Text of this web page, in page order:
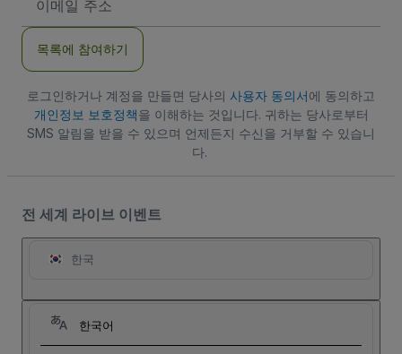
메
소
목록에 참여하기
로그인하거나 계정을 만들면 당사의 사용자 동의서에 동의하고
개인정보 보호정책을 이해하는 것입니다. 귀하는 당사로부터
SMS 알림을 받을 수 있으며 언제든지 수신을 거부할 수 있습니
다.
전 세계 라이브 이벤트
한국
한국어